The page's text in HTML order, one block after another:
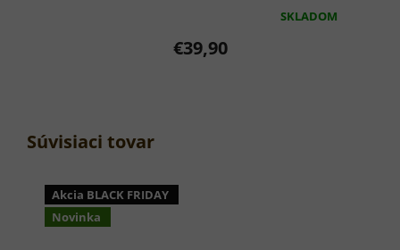
Súvisiaci tovar
Akcia BLACK FRIDAY
Novinka
hviezdičiek.
SKLADOM
€39,90